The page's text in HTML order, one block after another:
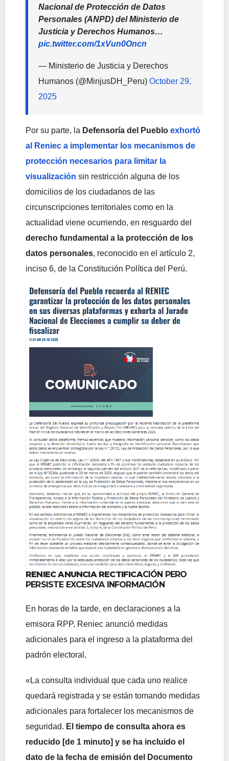
Nacional de Protección de Datos
Personales (ANPD) del Ministerio de
Justicia y Derechos Humanos…
pic.twitter.com/1xVun0Oncn
— Ministerio de Justicia y Derechos
Humanos (@MinjusDH_Peru) October 29,
2025
Por su parte, la Defensoría del Pueblo exhortó
al Reniec a implementar los mecanismos de
protección necesarios para limitar la
visualización sin restricción alguna de los
domicilios de los ciudadanos de las
circunscripciones territoriales como en la
actualidad viene ocurriendo, en resguardo del
derecho fundamental a la protección de los
datos personales, reconocido en el artículo 2,
inciso 6, de la Constitución Política del Perú.
RENIEC ANUNCIA RECTIFICACIÓN PERO
PERSISTE EXCESIVA INFORMACIÓN
En horas de la tarde, en declaraciones a la
emisora RPP, Reniec anunció medidas
adicionales para el ingreso a la plataforma del
padrón electoral,
«La consulta individual que cada uno realice
quedará registrada y se están tomando medidas
adicionales para fortalecer los mecanismos de
seguridad. El tiempo de consulta ahora es
reducido [de 1 minuto] y se ha incluido el
dato de la fecha de emisión del Documento